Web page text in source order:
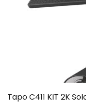
Tapo C411 KIT 2K